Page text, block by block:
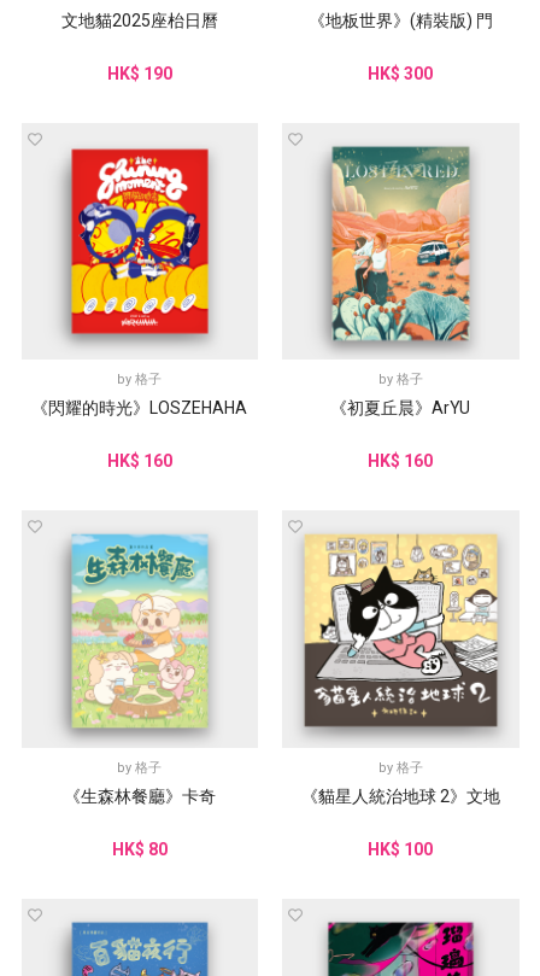
文地貓2025座枱日曆
HK$ 190
《地板世界》(精裝版) 門
HK$ 300
by格子
《閃耀的時光》LOSZEHAHA
HK$ 160
by 格子
《初夏丘晨》ArYU
HK$ 160
by格子
《生森林餐廳》卡奇
HK$ 80
by 格子
《貓星人統治地球 2》文地
HK$ 100